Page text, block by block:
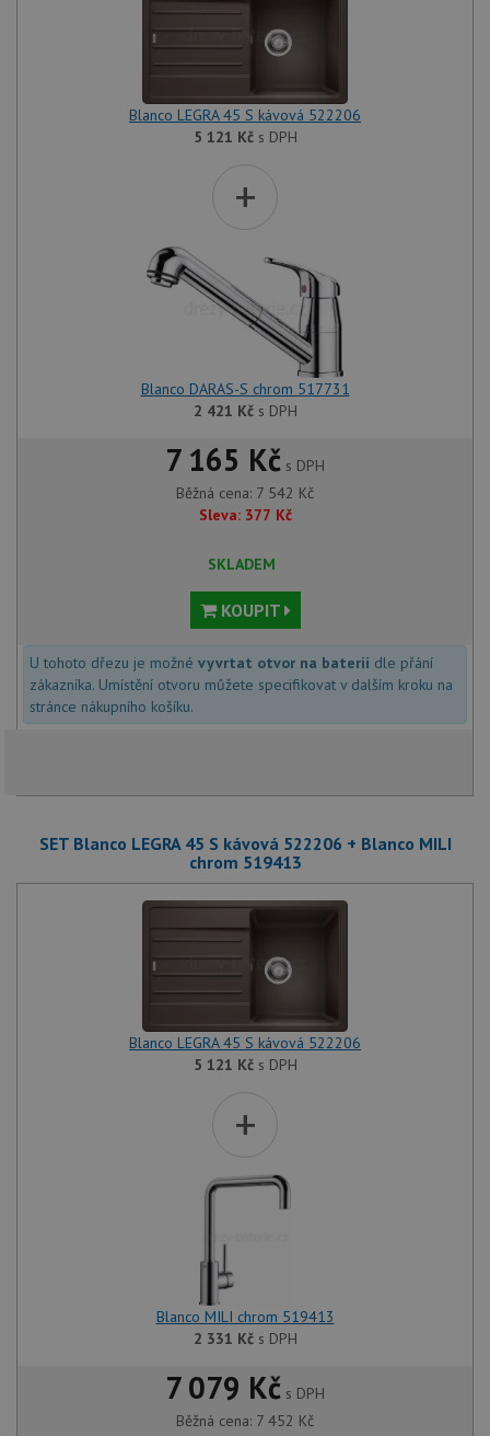
Blanco LEGRA 45 S kávová 522206
5 121 Kčs DPH
+
Blanco DARAS-S chrom 517731
2 421 Kčs DPH
7 165 Kč s DPH
Běžná cena: 7 542 Kč
Sleva: 377 Kč
SKLADEM
KOUPIT
U tohoto dřezu je možné vyvrtat otvor na baterii dle přání
zákazníka. Umístění otvoru můžete specifikovat v dalším kroku na
stránce nákupního košíku.
SET Blanco LEGRA 45 S kávová 522206 + Blanco MILI
chrom 519413
Blanco LEGRA 45 S kávová 522206
5 121 Kčs DPH
+
Blanco MILI chrom 519413
2 331 Kčs DPH
7 079 Kč s DPH
Běžná cena: 7 452 Kč